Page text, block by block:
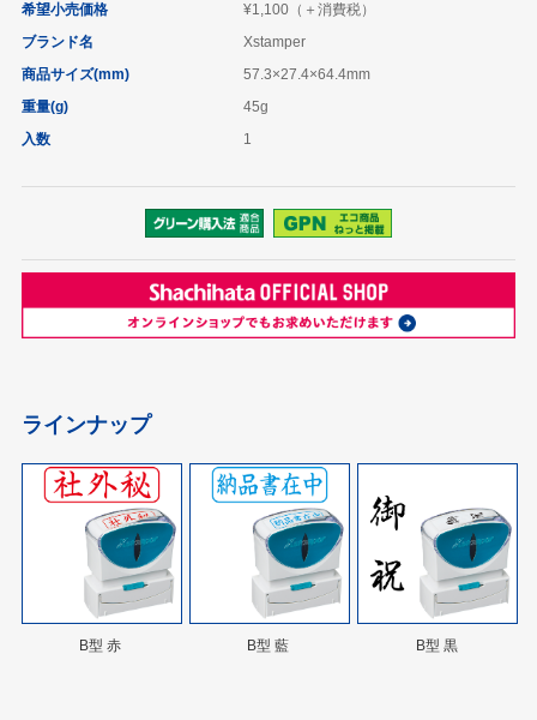
希望小売価格
¥1,100（＋消費税）
ブランド名
Xstamper
商品サイズ(mm)
57.3×27.4×64.4mm
重量(g)
45g
入数
1
ラインナップ
B型 赤 B型 藍 B型 黒